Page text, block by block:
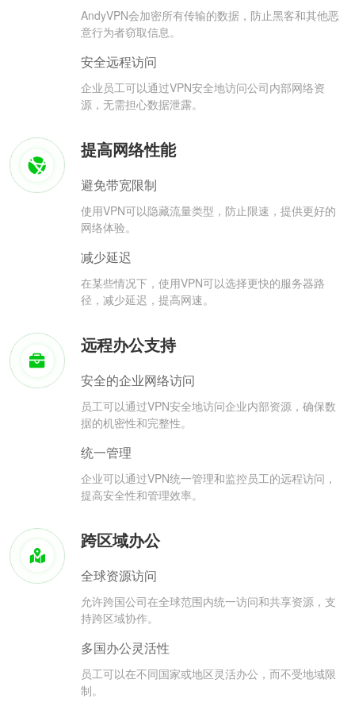
AndyVPN会加密所有传输的数据，防止黑客和其他恶
意行为者窃取信息。
安全远程访问
企业员工可以通过VPN安全地访问公司内部网络资
源，无需担心数据泄露。
提高网络性能
避免带宽限制
使用VPN可以隐藏流量类型，防止限速，提供更好的
网络体验。
减少延迟
在某些情况下，使用VPN可以选择更快的服务器路
径，减少延迟，提高网速。
远程办公支持
安全的企业网络访问
员工可以通过VPN安全地访问企业内部资源，确保数
据的机密性和完整性。
统一管理
企业可以通过VPN统一管理和监控员工的远程访问，
提高安全性和管理效率。
跨区域办公
全球资源访问
允许跨国公司在全球范围内统一访问和共享资源，支
持跨区域协作。
多国办公灵活性
员工可以在不同国家或地区灵活办公，而不受地域限
制。